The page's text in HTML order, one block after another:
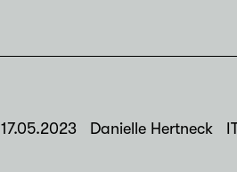
17.05.2023 Danielle Hertneck